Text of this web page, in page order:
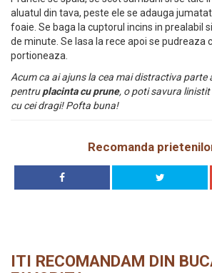
aluatul din tava, peste ele se adauga
foaie. Se baga la cuptorul incins in prealabil
de minute. Se lasa la rece apoi se pudreaza
portioneaza.
Acum ca ai ajuns la cea mai distractiva parte
pentruplacinta cu prune, o poti savura
cu cei dragi! Pofta buna!
Recomanda
ITI RECOMANDAM DIN